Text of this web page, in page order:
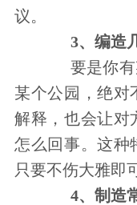
议。
3、编造
要是你有
某个公园，绝对
解释，也会让对
怎么回事。这种
只要不伤大雅即
4、制造